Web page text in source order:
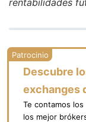
Descubre
exchanges
Te contamos
los mejor